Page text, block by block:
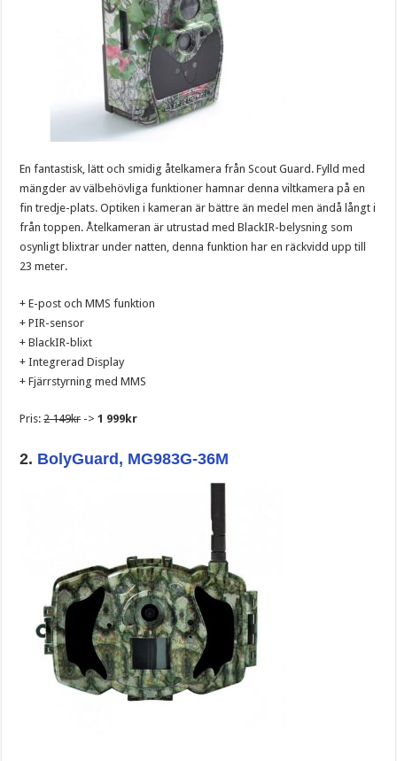
En fantastisk, lätt och smidig åtelkamera från Scout Guard. Fylld med
mängder av välbehövliga funktioner hamnar denna viltkamera på en
fin tredje-plats. Optiken i kameran är bättre än medel men ändå långt i
från toppen. Åtelkameran är utrustad med BlackIR-belysning som
osynligt blixtrar under natten, denna funktion har en räckvidd upp till
23 meter.
+ E-post och MMS funktion
+ PIR-sensor
+ BlackIR-blixt
+ Integrerad Display
+ Fjärrstyrning med MMS
Pris:2 149kr->1 999kr
2. BolyGuard, MG983G-36M